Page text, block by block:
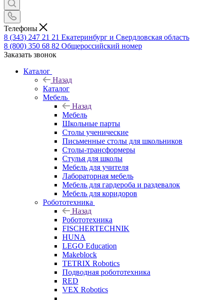
Телефоны
8 (343) 247 21 21 Екатеринбург и Свердловская область
8 (800) 350 68 82 Общероссийский номер
Заказать звонок
Каталог
Назад
Каталог
Мебель
Назад
Мебель
Школьные парты
Столы ученические
Письменные столы для школьников
Столы-трансформеры
Стулья для школы
Мебель для учителя
Лабораторная мебель
Мебель для гардероба и раздевалок
Мебель для коридоров
Робототехника
Назад
Робототехника
FISCHERTECHNIK
HUNA
LEGO Education
Makeblock
TETRIX Robotics
Подводная робототехника
RED
VEX Robotics